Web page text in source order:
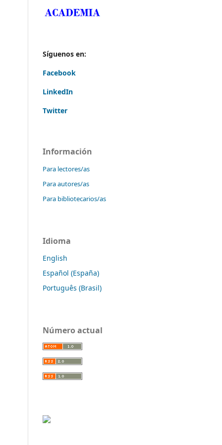
Síguenos en:
Facebook
LinkedIn
Twitter
Información
Para lectores/as
Para autores/as
Para bibliotecarios/as
Idioma
English
Español (España)
Português (Brasil)
Número actual